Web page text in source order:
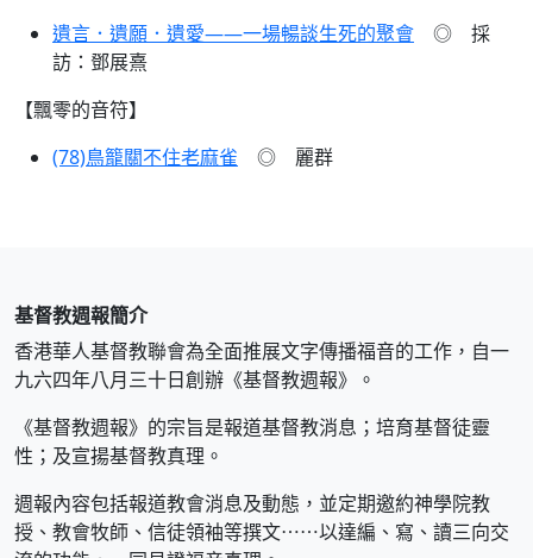
遺言．遺願．遺愛——一場暢談生死的聚會 ◎ 採
訪：鄧展熹
【飄零的音符】
(78)鳥籠關不住老麻雀 ◎ 麗群
基督教週報簡介
香港華人基督教聯會為全面推展文字傳播福音的工作，自一
九六四年八月三十日創辦《基督教週報》。
《基督教週報》的宗旨是報道基督教消息；培育基督徒靈
性；及宣揚基督教真理。
週報內容包括報道教會消息及動態，並定期邀約神學院教
授、教會牧師、信徒領袖等撰文⋯⋯以達編、寫、讀三向交